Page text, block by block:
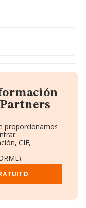
proporcionamos
CIF,